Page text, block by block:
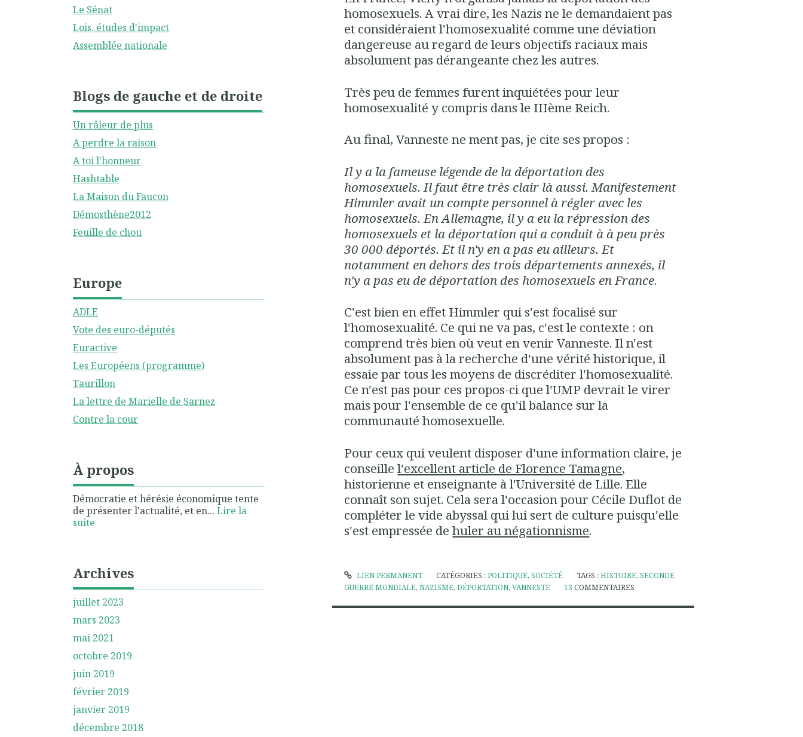
Le Sénat
Lois, études d'impact
Assemblée nationale
Blogs de gauche et de droite
Un râleur de plus
A perdre la raison
A toi l'honneur
Hashtable
La Maison du Faucon
Démosthène2012
Feuille de chou
Europe
ADLE
Vote des euro-députés
Euractive
Les Européens (programme)
Taurillon
La lettre de Marielle de Sarnez
Contre la cour
À propos
Démocratie et hérésie économique tente
de présenter l'actualité, et en... Lire la
suite
Archives
juillet 2023
mars 2023
mai 2021
octobre 2019
juin 2019
février 2019
janvier 2019
décembre 2018
homosexuels. A vrai dire, les Nazis ne le demandaient pas
et considéraient l'homosexualité comme une déviation
dangereuse au regard de leurs objectifs raciaux mais
absolument pas dérangeante chez les autres.
Très peu de femmes furent inquiétées pour leur
homosexualité y compris dans le IIIème Reich.
Au final, Vanneste ne ment pas, je cite ses propos :
Il y a la fameuse légende de la déportation des
homosexuels. Il faut être très clair là aussi. Manifestement
Himmler avait un compte personnel à régler avec les
homosexuels. En Allemagne, il y a eu la répression des
homosexuels et la déportation qui a conduit à à peu près
30 000 déportés. Et il n'y en a pas eu ailleurs. Et
notamment en dehors des trois départements annexés, il
n'y a pas eu de déportation des homosexuels en France.
C'est bien en effet Himmler qui s'est focalisé sur
l'homosexualité. Ce qui ne va pas, c'est le contexte : on
comprend très bien où veut en venir Vanneste. Il n'est
absolument pas à la recherche d'une vérité historique, il
essaie par tous les moyens de discréditer l'homosexualité.
Ce n'est pas pour ces propos-ci que l'UMP devrait le virer
mais pour l'ensemble de ce qu'il balance sur la
communauté homosexuelle.
Pour ceux qui veulent disposer d'une information claire, je
conseillel'excellent article de Florence Tamagne,
historienne et enseignante à l'Université de Lille. Elle
connaît son sujet. Cela sera l'occasion pour Cécile Duflot de
compléter le vide abyssal qui lui sert de culture puisqu'elle
s'est empressée dehuler au négationnisme.
LIEN PERMANENT CATÉGORIES : POLITIQUE, SOCIÉTÉ TAGS : HISTOIRE, SECONDE
GUERRE MONDIALE,NAZISME,DÉPORTATION,VANNESTE 13 COMMENTAIRES